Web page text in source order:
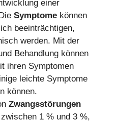
einer
Symptome können
beeinträchtigen,
werden. Mit der
Behandlung können
ihren Symptomen
leichte Symptome
können.
Zwangsstörungen
1 % und 3 %,